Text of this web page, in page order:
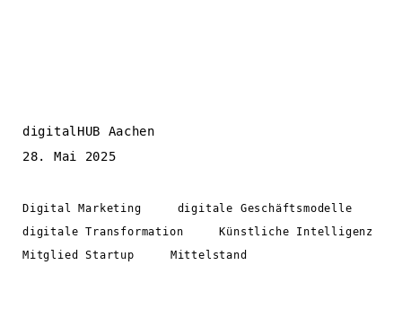
digitalHUB Aachen
28. Mai 2025
Digital Marketing
digitale Geschäftsmodelle
digitale Transformation
Künstliche Intelligenz
Mitglied Startup
Mittelstand